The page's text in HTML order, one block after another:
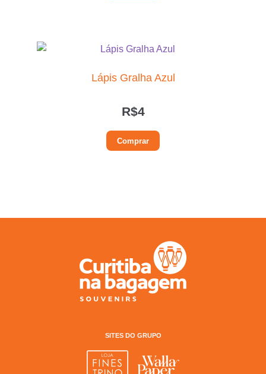
Lápis Gralha Azul
R$4
Comprar
SITES DO GRUPO